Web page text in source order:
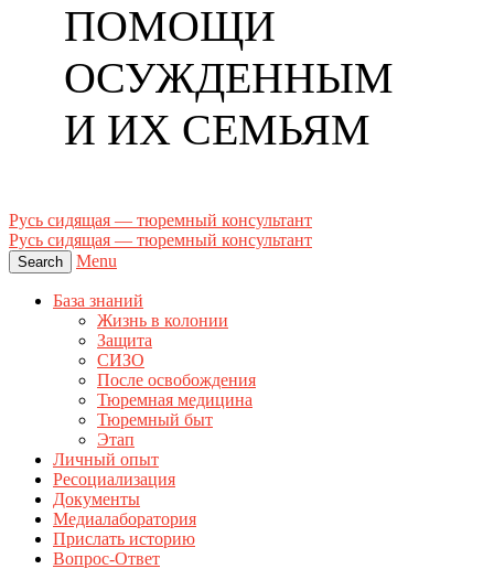
ПОМОЩИ
ОСУЖДЕННЫМ
И ИХ СЕМЬЯМ
Русь сидящая — тюремный консультант
Русь сидящая — тюремный консультант
Search Menu
База знаний
Жизнь в колонии
Защита
СИЗО
После освобождения
Тюремная медицина
Тюремный быт
Этап
Личный опыт
Ресоциализация
Документы
Медиалаборатория
Прислать историю
Вопрос-Ответ